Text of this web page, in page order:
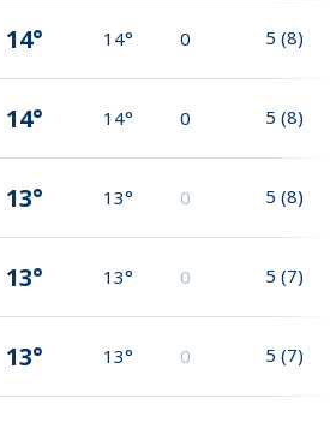
14° 14° 0 5 (8)
14° 14° 0 5 (8)
13° 13° 0 5 (8)
13° 13° 0 5 (7)
13° 13° 0 5 (7)